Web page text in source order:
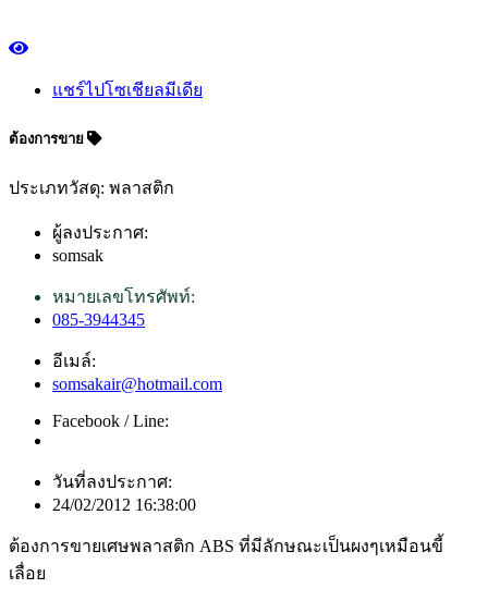
แชร์ไปโซเชียลมีเดีย
ต้องการขาย
ประเภทวัสดุ: พลาสติก
ผู้ลงประกาศ:
somsak
หมายเลขโทรศัพท์:
085-3944345
อีเมล์:
somsakair@hotmail.com
Facebook / Line:
วันที่ลงประกาศ:
24/02/2012 16:38:00
ต้องการขายเศษพลาสติก ABS ที่มีลักษณะเป็นผงๆเหมือนขี้
เลื่อย